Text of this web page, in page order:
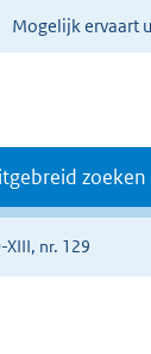
Mogelijk ervaart
zoeken
XIII, nr. 129